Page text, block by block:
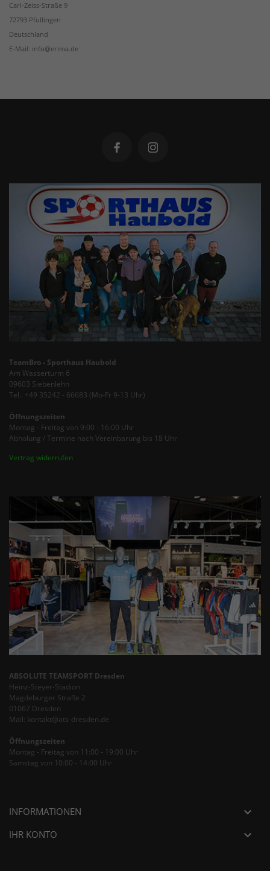
Carl-Zeiss-Straße 9
72793 Pfullingen
Deutschland
E-Mail: info@erima.de
TeamBro - Sporthaus Haubold
Am Wasserturm 6
09603 Siebenlehn
Tel.: +49 35242 - 66683 (Mo-Fr 9-13 Uhr)
Öffnungszeiten
Montag - Freitag von 9:00 - 16:00 Uhr
Abholung / Termine nach Vereinbarung bis 18 Uhr
Vertrag widerrufen
ABSOLUTE TEAMSPORT Dresden
Heinz-Steyer-Stadion
Magdeburger Straße 2
01067 Dresden
Mail: kontakt@ats-dresden.de
Öffnungszeiten
Montag - Freitag von 11:00 - 19:00 Uhr
Samstag von 10:00 - 14:00 Uhr
INFORMATIONEN 
IHR KONTO 